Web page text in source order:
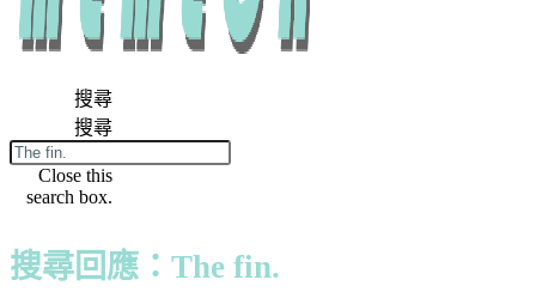
搜尋
搜尋
Close this
search box.
搜尋回應：The fin.